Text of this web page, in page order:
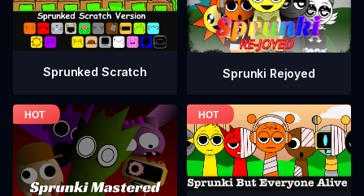
Sprunked Scratch Sprunki Rejoyed